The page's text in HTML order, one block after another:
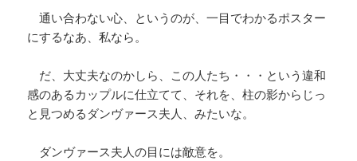
通い合わない心、というのが、一目でわかるポスター
にするなあ、私なら。
だ、大丈夫なのかしら、この人たち・・・という違和
感のあるカップルに仕立てて、それを、柱の影からじっ
と見つめるダンヴァース夫人、みたいな。
ダンヴァース夫人の目には敵意を。